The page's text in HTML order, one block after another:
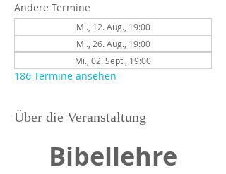
Andere Termine
Mi., 12. Aug., 19:00
Mi., 26. Aug., 19:00
Mi., 02. Sept., 19:00
186 Termine ansehen
Über die Veranstaltung
Bibellehre